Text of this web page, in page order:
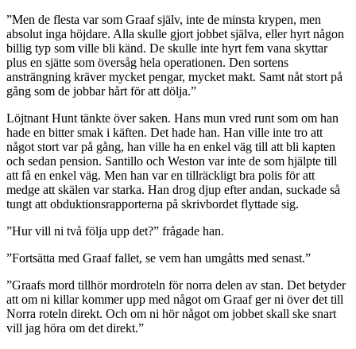
”Men de flesta var som Graaf själv, inte de minsta krypen, men
absolut inga höjdare. Alla skulle gjort jobbet själva, eller hyrt någon
billig typ som ville bli känd. De skulle inte hyrt fem vana skyttar
plus en sjätte som översåg hela operationen. Den sortens
ansträngning kräver mycket pengar, mycket makt. Samt nåt stort på
gång som de jobbar hårt för att dölja.”
Löjtnant Hunt tänkte över saken. Hans mun vred runt som om han
hade en bitter smak i käften. Det hade han. Han ville inte tro att
något stort var på gång, han ville ha en enkel väg till att bli kapten
och sedan pension. Santillo och Weston var inte de som hjälpte till
att få en enkel väg. Men han var en tillräckligt bra polis för att
medge att skälen var starka. Han drog djup efter andan, suckade så
tungt att obduktionsrapporterna på skrivbordet flyttade sig.
”Hur vill ni två följa upp det?” frågade han.
”Fortsätta med Graaf fallet, se vem han umgåtts med senast.”
”Graafs mord tillhör mordroteln för norra delen av stan. Det betyder
att om ni killar kommer upp med något om Graaf ger ni över det till
Norra roteln direkt. Och om ni hör något om jobbet skall ske snart
vill jag höra om det direkt.”